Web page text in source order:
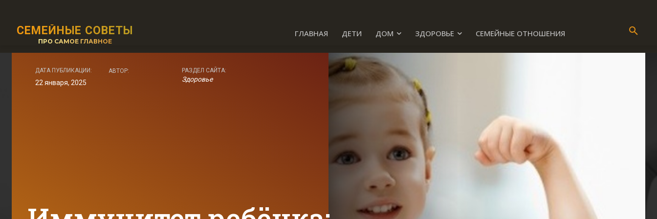
СЕМЕЙНЫЕ СОВЕТЫ
ПРО САМОЕ ГЛАВНОЕ
ГЛАВНАЯ ДЕТИ ДОМ ЗДОРОВЬЕ СЕМЕЙНЫЕ ОТНОШЕНИЯ
ДАТА ПУБЛИКАЦИИ:
22 января, 2025
АВТОР: РАЗДЕЛ САЙТА:
Здоровье